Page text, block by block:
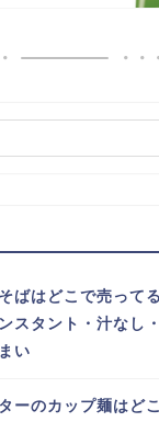
ばはどこで売って
スタント・汁なし
い
ーのカップ麺はど